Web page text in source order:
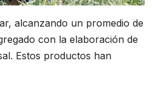
alcanzando un promedio de
con la elaboración de
Estos productos han